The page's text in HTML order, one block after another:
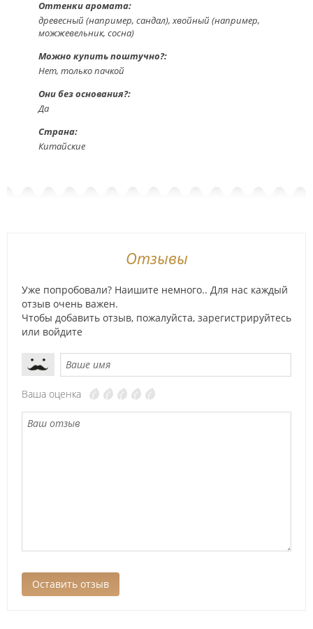
Оттенки аромата:
древесный (например, сандал), хвойный (например,
можжевельник, сосна)
Можно купить поштучно?:
Нет, только пачкой
Они без основания?:
Да
Страна:
Китайские
Отзывы
Уже попробовали? Наишите немного.. Для нас каждый
отзыв очень важен.
Чтобы добавить отзыв, пожалуйста, зарегистрируйтесь
или войдите
Ваша оценка